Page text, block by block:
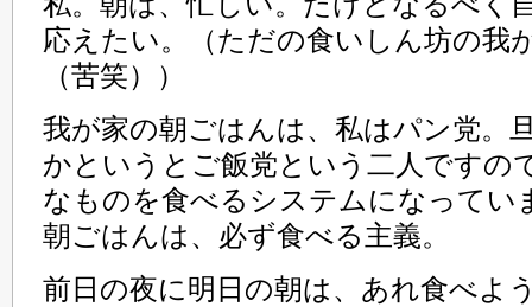
応えたい。（ただの食いしん坊の我
（苦笑））
我が家の朝ごはんは、私はパン党。
かというとご飯党という二人ですの
なものを食べるシステムになってい
朝ごはんは、必ず食べる主義。
前日の夜に明日の朝は、あれ食べよ